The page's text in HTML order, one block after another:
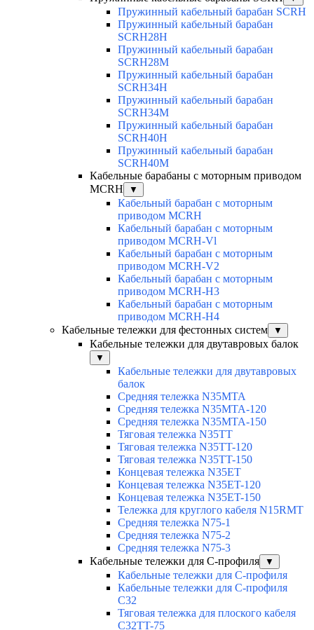
Пружинный кабельный барабан SCRH
Пружинный кабельный барабан
SCRH28H
Пружинный кабельный барабан
SCRH28M
Пружинный кабельный барабан
SCRH34H
Пружинный кабельный барабан
SCRH34M
Пружинный кабельный барабан
SCRH40H
Пружинный кабельный барабан
SCRH40M
Кабельные барабаны с моторным приводом
MCRH
▼
Кабельный барабан с моторным
приводом MCRH
Кабельный барабан с моторным
приводом MCRH-Vl
Кабельный барабан с моторным
приводом MCRH-V2
Кабельный барабан с моторным
приводом MCRH-H3
Кабельный барабан с моторным
приводом MCRH-H4
Кабельные тележки для фестонных систем
▼
Кабельные тележки для двутавровых балок
▼
Кабельные тележки для двутавровых
балок
Средняя тележка N35MTA
Средняя тележка N35MTA-120
Средняя тележка N35MTA-150
Тяговая тележка N35TT
Тяговая тележка N35TT-120
Тяговая тележка N35TT-150
Концевая тележка N35ET
Концевая тележка N35ET-120
Концевая тележка N35ET-150
Тележка для круглого кабеля N15RMT
Средняя тележка N75-1
Средняя тележка N75-2
Средняя тележка N75-3
Кабельные тележки для С-профиля
▼
Кабельные тележки для С-профиля
Кабельные тележки для С-профиля
C32
Тяговая тележка для плоского кабеля
C32TT-75